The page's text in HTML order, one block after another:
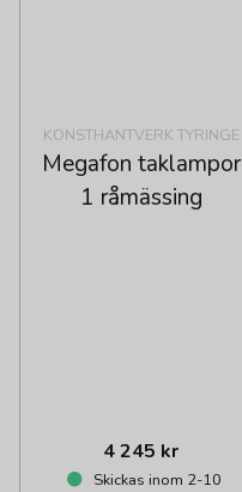
KONSTHANTVERK TYRINGE
Megafon taklampor
1 råmässing
4 245 kr
Skickas inom 2-10